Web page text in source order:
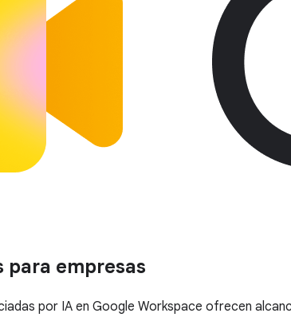
empresas
por IA en Google Workspace ofrecen